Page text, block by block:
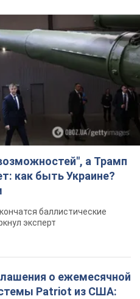
а Трамп
как быть Украине?
баллистические
эксперт
о ежемесячной
Patriot из США: